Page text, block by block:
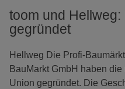
toom und
gegründet
Hellweg Die Profi-
BauMarkt GmbH haben
Union gegründet. Die